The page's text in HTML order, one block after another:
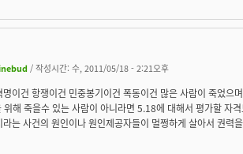
/ 작성시간: 수, 2011/05/18 - 2:21오후
이건 항쟁이건 민중봉기이건 폭동이건 많은 사람이 죽었으
위해 죽을수 있는 사람이 아니라면 5.18에 대해서 평가할 자
는 사건의 원인이나 원인제공자들이 멀쩡하게 살아서 권력